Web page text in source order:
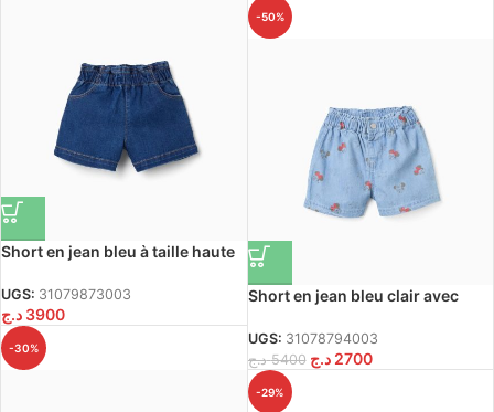
Short en jean bleu à taille haute
UGS: 31079873003
3900 د.ج
-50%
Short en jean bleu clair avec
pour bébé fille
UGS: 31078794003
5400 د.ج 2700 د.ج
-30%
-29%